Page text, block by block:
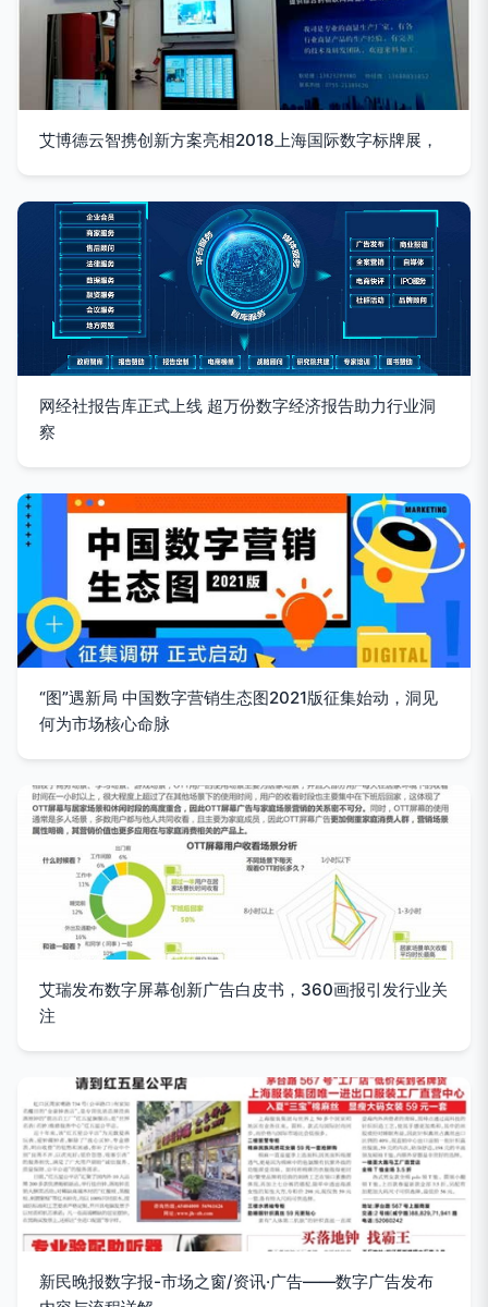
艾博德云智携创新方案亮相2018上海国际数字标牌展，
网经社报告库正式上线 超万份数字经济报告助力行业洞
察
“图”遇新局 中国数字营销生态图2021版征集始动，洞见
何为市场核心命脉
艾瑞发布数字屏幕创新广告白皮书，360画报引发行业关
注
新民晚报数字报-市场之窗/资讯·广告——数字广告发布